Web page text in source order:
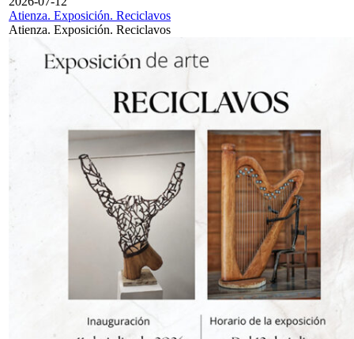
Atienza. Exposición. Reciclavos
Atienza. Exposición. Reciclavos